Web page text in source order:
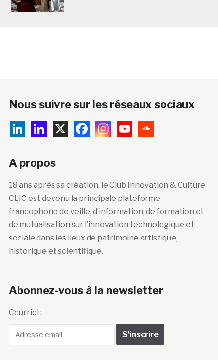
Nous suivre sur les réseaux sociaux
A propos
18 ans après sa création, le Club Innovation & Culture
CLIC est devenu la principale plateforme
francophone de veille, d’information, de formation et
de mutualisation sur l’innovation technologique et
sociale dans les lieux de patrimoine artistique,
historique et scientifique.
Abonnez-vous à la newsletter
Courriel :